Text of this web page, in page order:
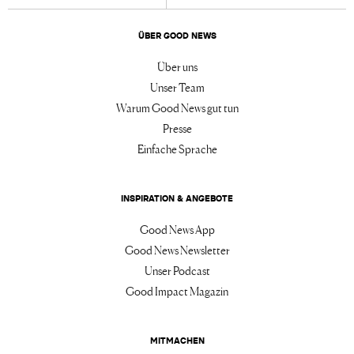
ÜBER GOOD NEWS
Über uns
Unser Team
Warum Good News gut tun
Presse
Einfache Sprache
INSPIRATION & ANGEBOTE
Good News App
Good News Newsletter
Unser Podcast
Good Impact Magazin
MITMACHEN